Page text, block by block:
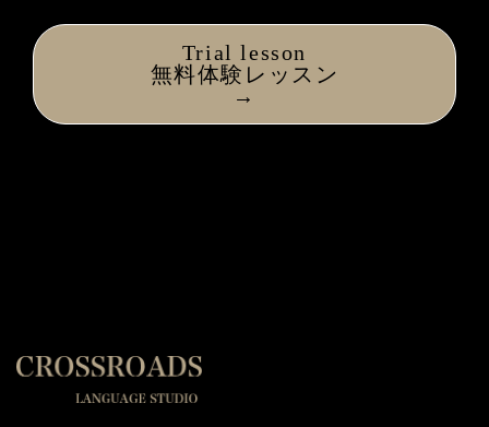
Trial lesson
無料体験レッスン
→